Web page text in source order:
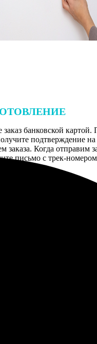
заказ банковской картой.
подтверждение на
заказа. Когда отправим
письмо с трек-
оказались слегка